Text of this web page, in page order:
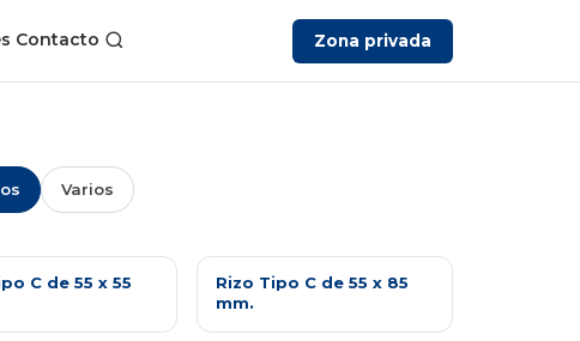
Contacto Zona privada
Varios
C de 55 x 55
Rizo Tipo C de 55 x 85
mm.